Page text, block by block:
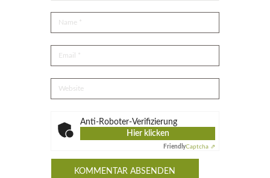
Anti-Roboter-Verifizierung
Hier klicken
FriendlyCaptcha ⇗